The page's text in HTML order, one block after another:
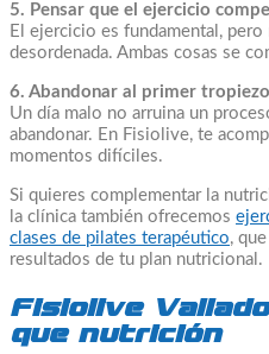
5. Pensar que el ejercicio
El ejercicio es fundamental,
desordenada. Ambas cosas se
6. Abandonar al primer
Un día malo no arruina un
abandonar. En Fisiolive, te
momentos difíciles.
Si quieres complementar la
la clínica también ofrecemos
clases de pilates terapéutico,
resultados de tu plan nutricional.
Fisiolive
que nutrición